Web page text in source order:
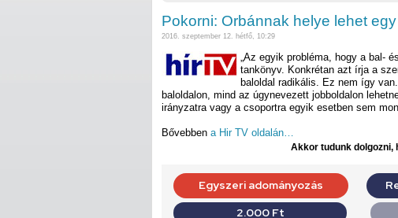
Pokorni: Orbánnak helye lehet
2016. szeptember 12. hétfő, 10:29
„Az egyik probléma, hogy a bal-
tankönyv. Konkrétan azt írja a
baloldal radikális. Ez nem így
baloldalon, mind az úgynevezett jobboldalon
irányzatra vagy a csoportra egyik esetben sem
Bővebben a Hir TV oldalán…
Akkor tudunk dolgozni,